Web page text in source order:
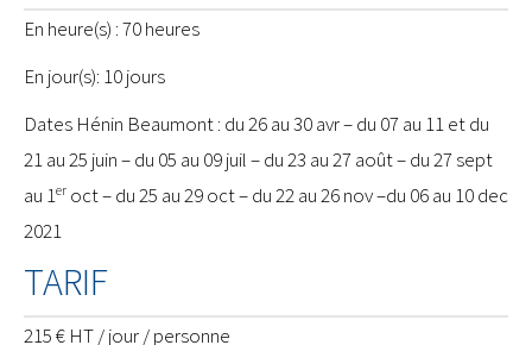
En heure(s) : 70 heures
En jour(s): 10 jours
Dates Hénin Beaumont : du 26 au 30 avr – du 07 au 11 et du
21 au 25 juin – du 05 au 09 juil – du 23 au 27 août – du 27 sept
au 1er oct – du 25 au 29 oct – du 22 au 26 nov –du 06 au 10 dec
2021
TARIF
215 € HT / jour / personne